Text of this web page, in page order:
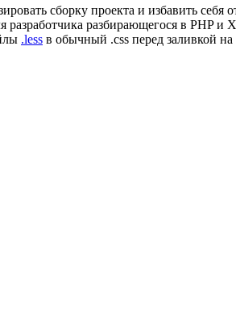
сборку проекта и избавить
разработчика разбирающегося в PHP и
.less в обычный .css перед заливкой на